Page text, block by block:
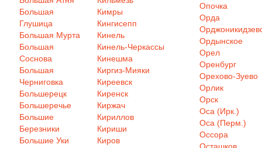
Большая
Глушица
Большая Мурта
Большая
Соснова
Большая
Черниговка
Большерецк
Большеречье
Большие
Березники
Большие Уки
Кимры
Кингисепп
Кинель
Кинель-Черкассы
Кинешма
Киргиз-Мияки
Киреевск
Киренск
Киржач
Кириллов
Кириши
Киров
Опочка
Орда
Ордынское
Орел
Оренбург
Орехово-Зуево
Орлик
Орск
Оса (Ирк.)
Оса (Перм.)
Оссора